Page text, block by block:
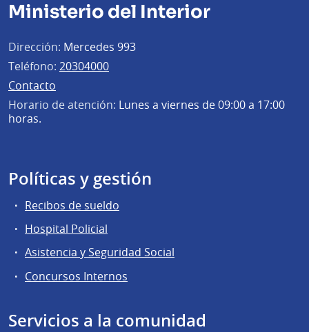
Ministerio del Interior
Dirección: Mercedes 993
Teléfono: 20304000
Contacto
Horario de atención: Lunes a viernes de 09:00 a 17:00
horas.
Políticas y gestión
Recibos de sueldo
Hospital Policial
Asistencia y Seguridad Social
Concursos Internos
Servicios a la comunidad